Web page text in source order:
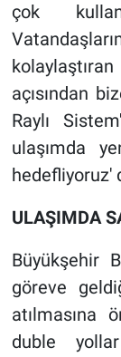
çok
açısından
Raylı
ulaşımda
hedefliyoruz'
ULAŞIMDA
Büyükşehir
göreve
atılmasına
duble